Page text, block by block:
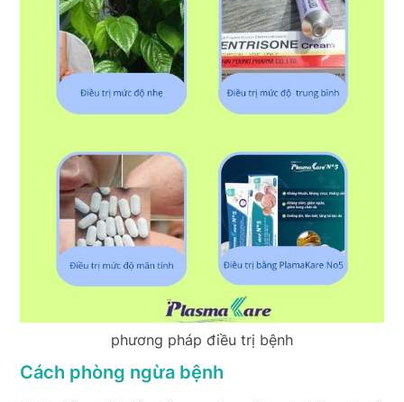
phương pháp điều trị bệnh
Cách phòng ngừa bệnh